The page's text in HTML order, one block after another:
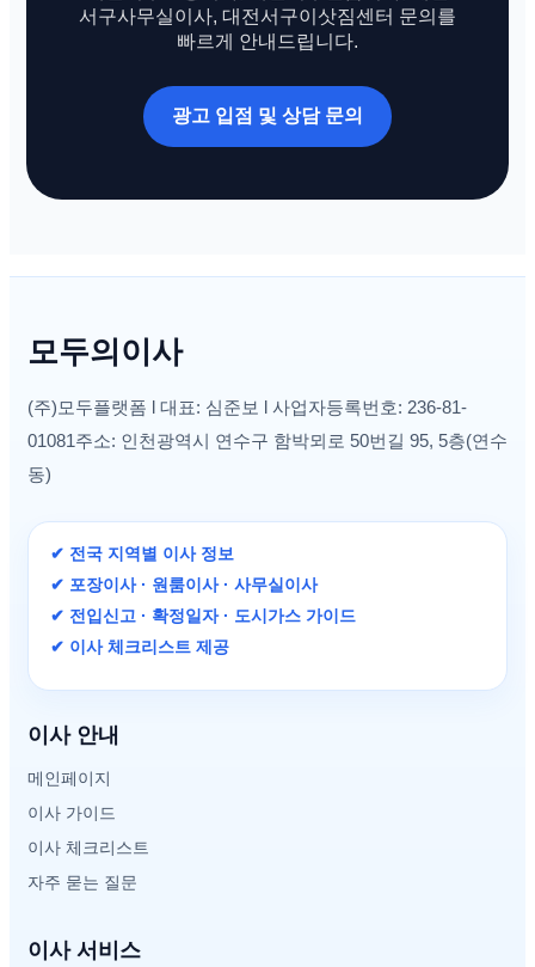
서구사무실이사, 대전서구이삿짐센터 문의를
빠르게 안내드립니다.
광고 입점 및 상담 문의
모두의이사
(주)모두플랫폼 l 대표: 심준보 l 사업자등록번호: 236-81-
01081주소: 인천광역시 연수구 함박뫼로 50번길 95, 5층(연수
동)
✔ 전국 지역별 이사 정보
✔ 포장이사 · 원룸이사 · 사무실이사
✔ 전입신고 · 확정일자 · 도시가스 가이드
✔ 이사 체크리스트 제공
이사 안내
메인페이지
이사 가이드
이사 체크리스트
자주 묻는 질문
이사 서비스